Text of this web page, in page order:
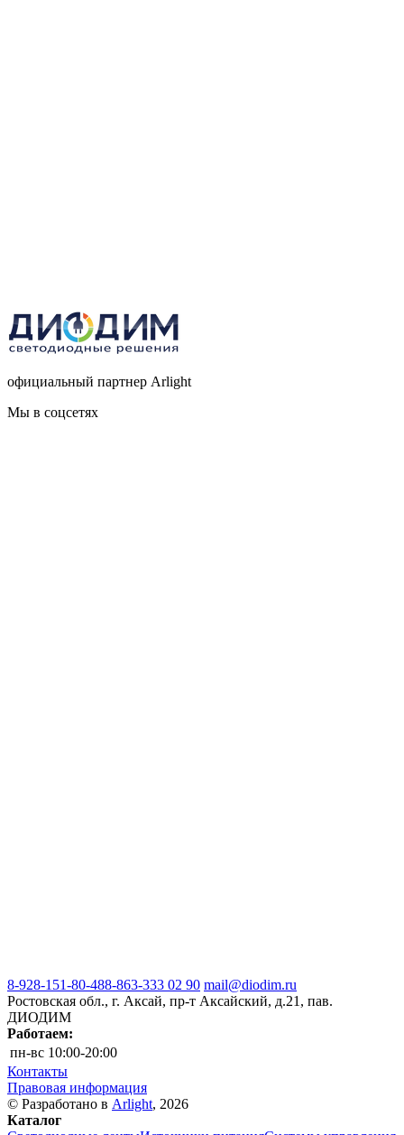
официальный партнер Arlight
Мы в соцсетях
8-928-151-80-488-863-333 02 90 mail@diodim.ru
Ростовская обл., г. Аксай, пр-т Аксайский, д.21, пав.
ДИОДИМ
Работаем:
пн-вс 10:00-20:00
Контакты
Правовая информация
© Разработано в Arlight, 2026
Каталог